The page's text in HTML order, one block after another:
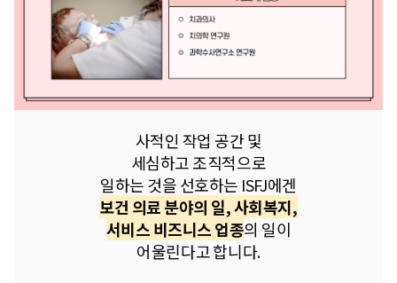
사적인 작업 공간 및
세심하고 조직적으로
일하는 것을 선호하는 ISFJ에겐
보건 의료 분야의 일, 사회복지,
서비스 비즈니스 업종의 일이
어울린다고 합니다.